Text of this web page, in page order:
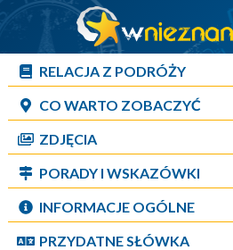
RELACJA Z PODRÓŻY
CO WARTO ZOBACZYĆ
ZDJĘCIA
PORADY I WSKAZÓWKI
INFORMACJE OGÓLNE
PRZYDATNE SŁÓWKA